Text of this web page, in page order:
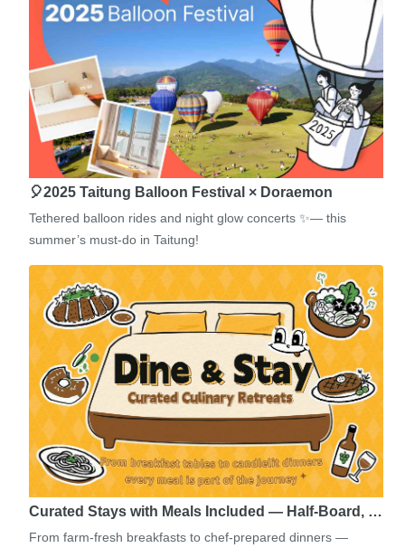
🎈2025 Taitung Balloon Festival × Doraemon
Tethered balloon rides and night glow concerts ✨— this
summer’s must-do in Taitung!
Curated Stays with Meals Included — Half-Board, …
From farm-fresh breakfasts to chef-prepared dinners —